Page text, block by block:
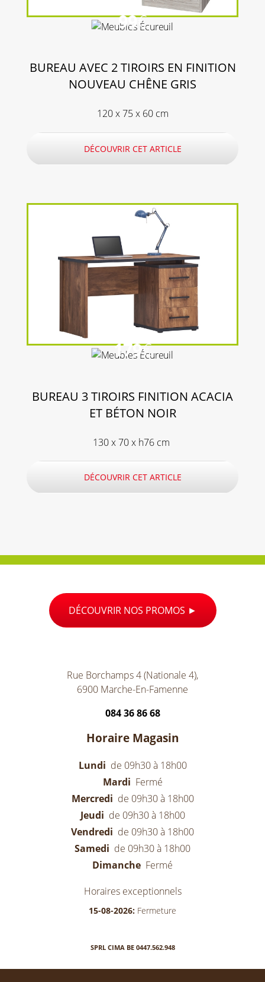
99€
BUREAU AVEC 2 TIROIRS EN FINITION
NOUVEAU CHÊNE GRIS
120 x 75 x 60 cm
DÉCOUVRIR CET ARTICLE
179€
BUREAU 3 TIROIRS FINITION ACACIA
ET BÉTON NOIR
130 x 70 x h76 cm
DÉCOUVRIR CET ARTICLE
DÉCOUVRIR NOS PROMOS
Rue Borchamps 4 (Nationale 4),
6900 Marche-En-Famenne
084 36 86 68
Horaire Magasin
Lundi de 09h30 à 18h00
Mardi Fermé
Mercredi de 09h30 à 18h00
Jeudi de 09h30 à 18h00
Vendredi de 09h30 à 18h00
Samedi de 09h30 à 18h00
Dimanche Fermé
Horaires exceptionnels
15-08-2026: Fermeture
SPRL CIMA BE 0447.562.948